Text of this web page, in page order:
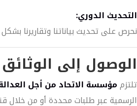
التحديث الدوري:
نحرص على تحديث بياناتنا وتقاريرنا
الوصول إلى الوثائق
تلتزممؤسسة الاتحاد من أجل
الرسمية عبر طلبات محددة أو من خلال